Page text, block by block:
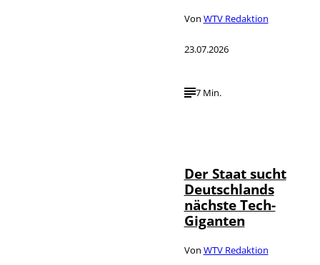
Von WTV Redaktion
23.07.2026
7 Min.
Der Staat sucht
Deutschlands
nächste Tech-
Giganten
Von WTV Redaktion